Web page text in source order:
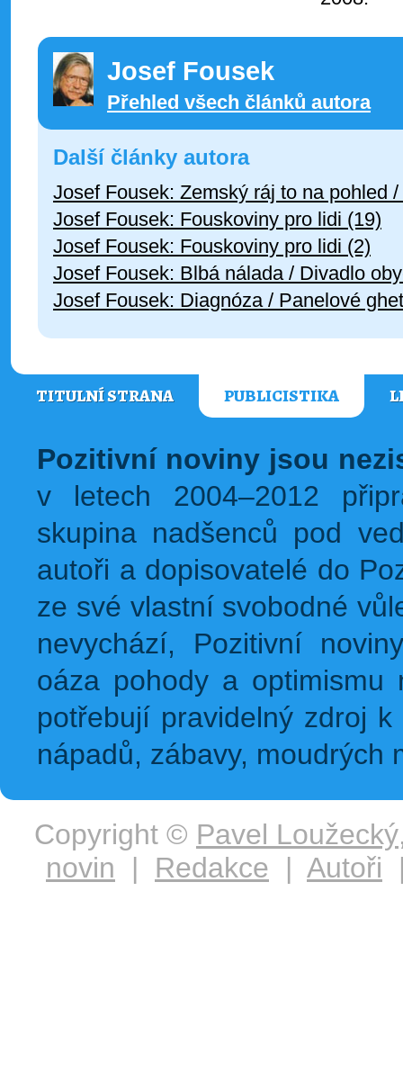
Josef Fousek
Přehled všech článků autora
Další články autora
Josef Fousek: Zemský ráj to na pohled
Josef Fousek: Fouskoviny pro lidi (19)
Josef Fousek: Fouskoviny pro lidi (2)
Josef Fousek: Blbá nálada / Divadlo
Josef Fousek: Diagnóza / Panelové
TITULNÍ STRANA PUBLICISTIKA
Pozitivní noviny jsou
v letech 2004–2012
skupina nadšenců pod
autoři a dopisovatelé do
ze své vlastní svobodné
nevychází, Pozitivní
oáza pohody a
potřebují pravidelný zdroj
nápadů, zábavy, moudrých
Copyright © Pavel Loužecký
novin | Redakce | Autoři